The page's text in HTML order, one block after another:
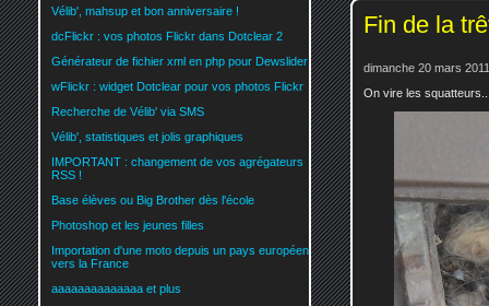
Fin de la
dimanche 20 mars
On vire les
Vélib', mahsup et bon anniversaire !
dcFlickr : vos photos Flickr dans Dotclear 2
Générateur de fichier xml en php pour Dewslider
wFlickr : widget Dotclear pour vos photos Flickr
Recherche de Vélib' via SMS
Vélib', statistiques et jolis graphiques
IMPORTANT : changement de vos agrégateurs
RSS !
Base élèves ou Big Brother dès l'école
Photoshop et les jeunes filles
Importation d'une moto depuis un pays européen
vers la France
aaaaaaaaaaaaaa et plus